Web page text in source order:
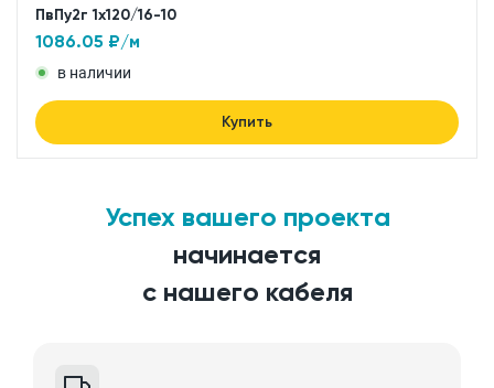
ПвПу2г 1x120/16-10
1086.05 ₽/м
в наличии
Купить
Успех вашего проекта
начинается
с нашего кабеля